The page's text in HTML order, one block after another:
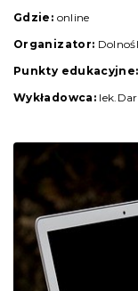
Gdzie: online
Organizator:
Punkty edukacyjne:
Wykładowca: